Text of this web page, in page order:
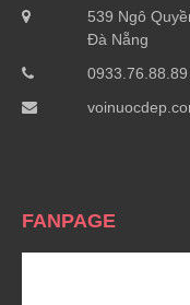
539 Ngô
Đà Nẵng
FANPAGE